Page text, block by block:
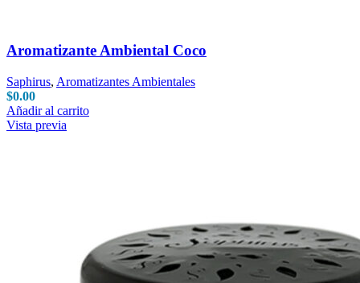
Aromatizante Ambiental Coco
Saphirus, Aromatizantes Ambientales
$0.00
Añadir al carrito
Vista previa